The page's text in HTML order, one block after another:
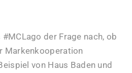
der Frage nach, ob
Markenkooperation
von Haus Baden und